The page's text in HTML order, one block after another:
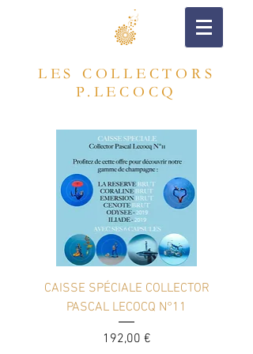
LES COLLECTORS
P.LECOCQ
CAISSE SPÉCIALE COLLECTOR
PASCAL LECOCQ N°11
Prix
192,00 €